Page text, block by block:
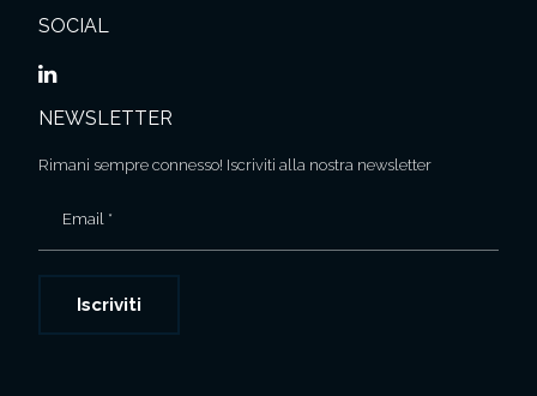
SOCIAL
NEWSLETTER
Rimani sempre connesso! Iscriviti alla nostra newsletter
Email *